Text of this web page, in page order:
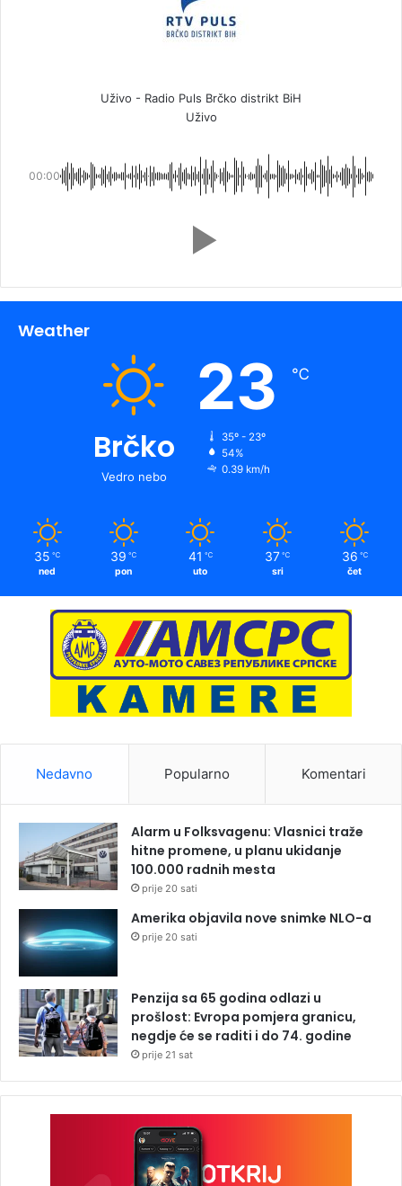
Uživo - Radio Puls Brčko distrikt BiH
Uživo
00:00
Weather
Brčko
Vedro nebo
23 ℃
35º - 23º
54%
0.39 km/h
35 ℃
ned
39 ℃
pon
41 ℃
uto
37 ℃
sri
36 ℃
čet
Nedavno Popularno Komentari
Alarm u Folksvagenu: Vlasnici traže
hitne promene, u planu ukidanje
100.000 radnih mesta
prije 20 sati
Amerika objavila nove snimke NLO-a
prije 20 sati
Penzija sa 65 godina odlazi u
prošlost: Evropa pomjera granicu,
negdje će se raditi i do 74. godine
prije 21 sat